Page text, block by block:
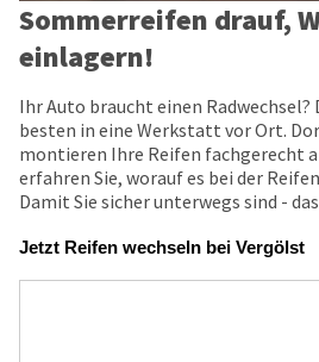
Sommerreifen drauf,
einlagern!
Ihr Auto braucht einen Radwechsel?
besten in eine Werkstatt vor Ort.
montieren Ihre Reifen fachgerecht
erfahren Sie, worauf es bei der
Damit Sie sicher unterwegs sind -
Jetzt Reifen wechseln bei Vergölst